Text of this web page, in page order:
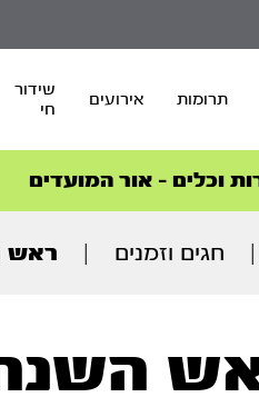
תרומות אירועים
שידור
חי
– דרך המלך
וכלים – אור המועדים
הטבעית >
– דרך המלך
חגים וזמנים ראש